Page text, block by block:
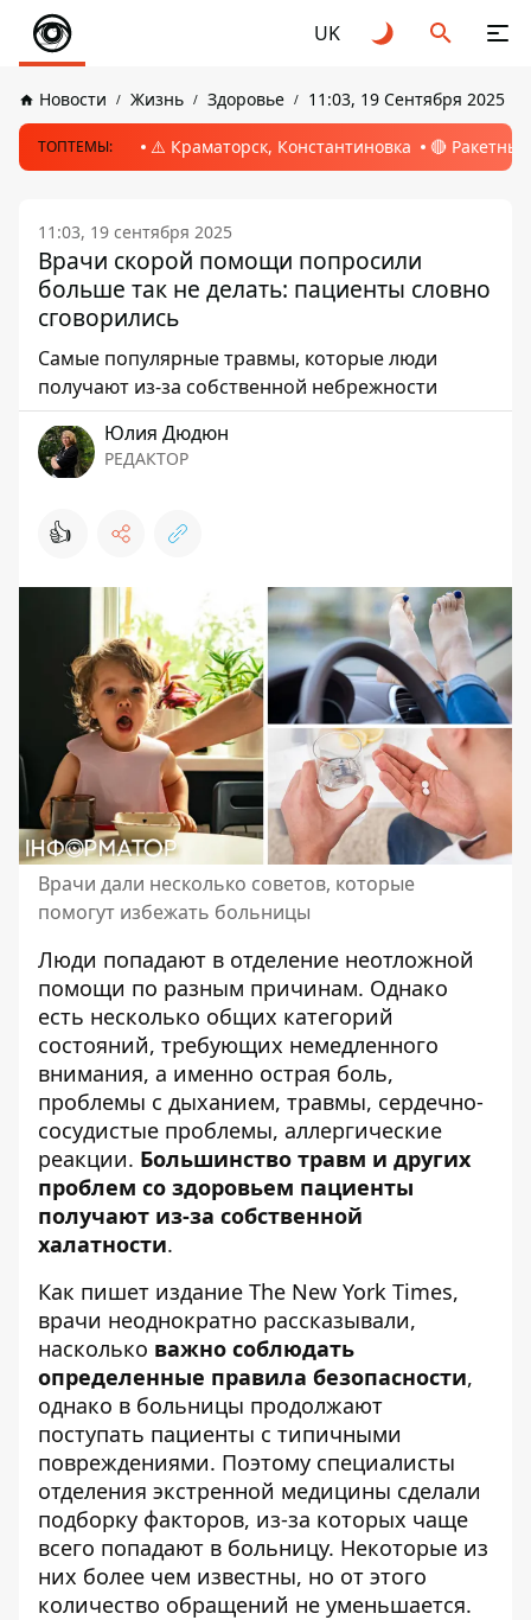
UK
Новости Жизнь Здоровье 11:03, 19 Сентября 2025
ТОПТЕМЫ: ⚠️ Краматорск, Константиновка 🔴
11:03, 19 сентября 2025
Врачи скорой помощи попросили
больше так не делать: пациенты словно
сговорились
Самые популярные травмы, которые люди
получают из-за собственной небрежности
Юлия Дюдюн
РЕДАКТОР
👍
Врачи дали несколько советов, которые
помогут избежать больницы
Люди попадают в отделение неотложной
помощи по разным причинам. Однако
есть несколько общих категорий
состояний, требующих немедленного
внимания, а именно острая боль,
проблемы с дыханием, травмы, сердечно-
сосудистые проблемы, аллергические
реакции. Большинство травм и других
проблем со здоровьем пациенты
получают из-за собственной
халатности.
Как пишет издание The New York Times,
врачи неоднократно рассказывали,
насколько важно соблюдать
определенные правила безопасности,
однако в больницы продолжают
поступать пациенты с типичными
повреждениями. Поэтому специалисты
отделения экстренной медицины сделали
подборку факторов, из-за которых чаще
всего попадают в больницу. Некоторые из
них более чем известны, но от этого
количество обращений не уменьшается.